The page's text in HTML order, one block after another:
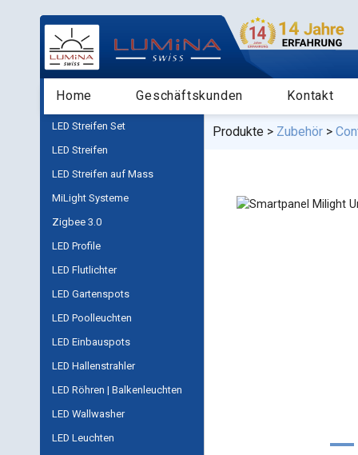
Home Geschäftskunden Kontakt
LED Streifen Set
LED Streifen
LED Streifen auf Mass
MiLight Systeme
Zigbee 3.0
LED Profile
LED Flutlichter
LED Gartenspots
LED Poolleuchten
LED Einbauspots
LED Hallenstrahler
LED Röhren | Balkenleuchten
LED Wallwasher
LED Leuchten
Produkte Zubehör